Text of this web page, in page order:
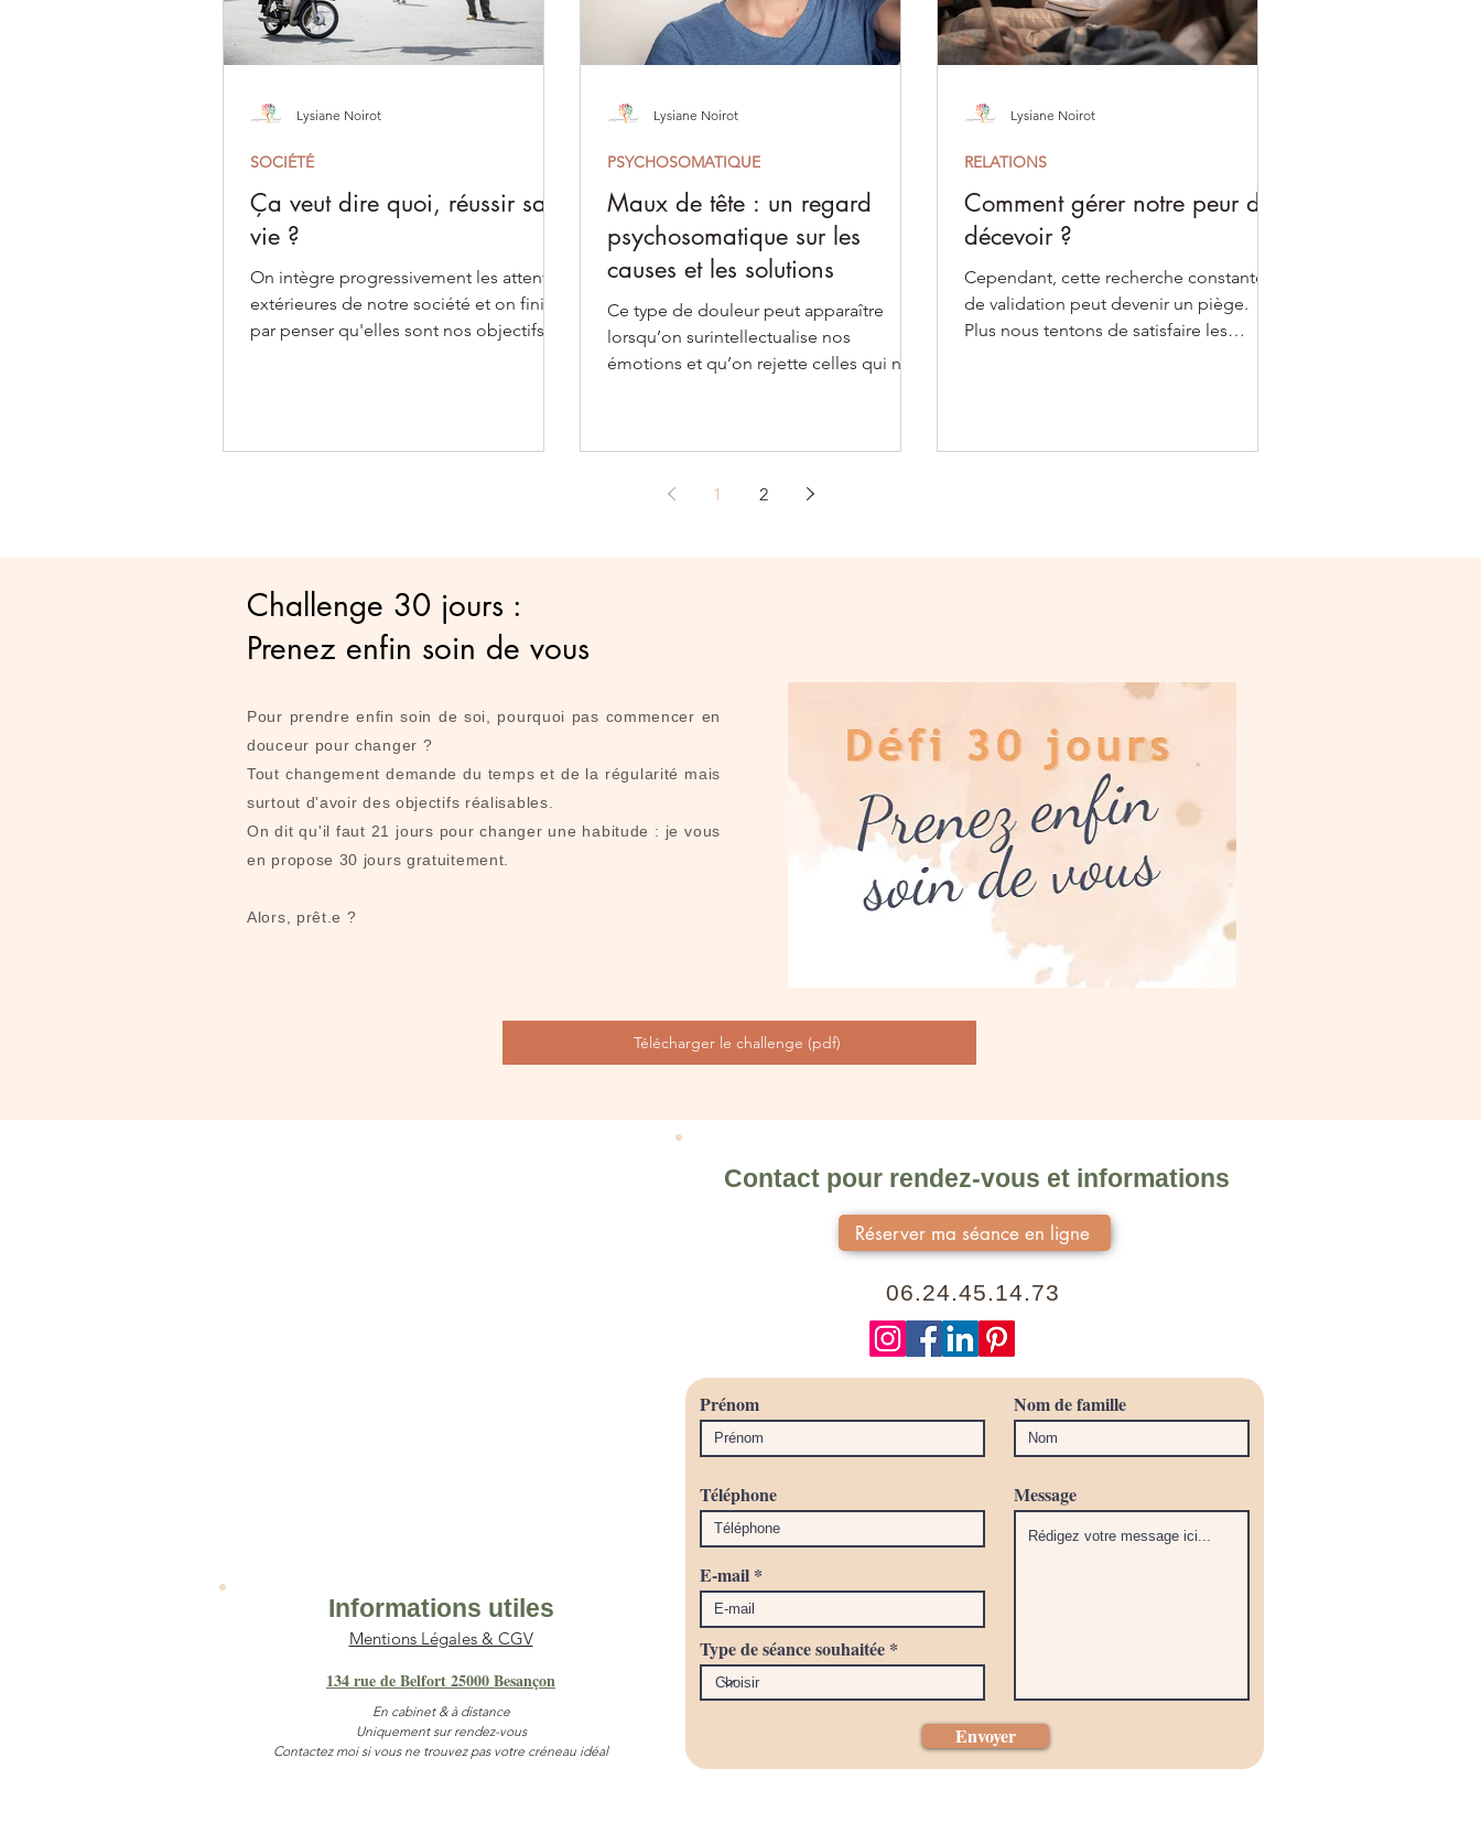
Ça veut dire quoi, réussir sa
vie ?
On intègre progressivement les attentes
extérieures de notre société et on finit
par penser qu'elles sont nos objectifs,
SOCIÉTÉ
Lysiane Noirot
Maux de tête : un regard
psychosomatique sur les
causes et les solutions
Ce type de douleur peut apparaître
lorsqu’on surintellectualise nos
émotions et qu’on rejette celles qui ne
PSYCHOSOMATIQUE
Lysiane Noirot
Comment gérer notre peur de
décevoir ?
Cependant, cette recherche constante
de validation peut devenir un piège.
Plus nous tentons de satisfaire les
RELATIONS
Lysiane Noirot
1 2
Challenge 30 jours :
Prenez enfin soin de vous
Pour prendre enfin soin de soi, pourquoi pas commencer en
douceur pour changer ?
Tout changement demande du temps et de la régularité mais
surtout d'avoir des objectifs réalisables.
On dit qu'il faut 21 jours pour changer une habitude : je vous
en propose 30 jours gratuitement.
Alors, prêt.e ?​​
Télécharger le challenge (pdf)
Informations utiles
Mentions Légales & CGV
134 rue de Belfort 25000 Besançon
En cabinet & à distance
Uniquement sur rendez-vous
Contactez moi si vous ne trouvez pas votre créneau idéal
Contact pour rendez-vous et informations
Réserver ma séance en ligne
06.24.45.14.73
Prénom Nom de famille
Téléphone
E-mail
Type de séance souhaitée
Message
Envoyer